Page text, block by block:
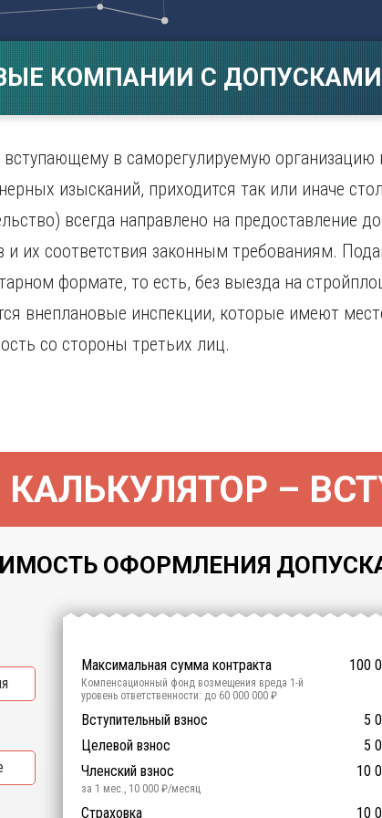
Мурманск
Н
Новокузнецк
Новосибирск
КОМПАНИИ С ДОПУСКАМИ
в саморегулируемую организацию
изысканий, приходится так или иначе
всегда направлено на предоставление
и их соответствия законным требованиям.
формате, то есть, без выезда на
внеплановые инспекции, которые имеют
со стороны третьих лиц.
–
ОФОРМЛЕНИЯ ДОПУСКА
Максимальная сумма контракта 100
Компенсационный фонд возмещения вреда 1-й
уровень ответственности: до 60 000 000 ₽
Участие в гос. тендерах и аукционах
Компенсационный фонд договорных обязательств
й уровень ответственности:
Вступительный взнос 5
Целевой взнос
5
Членский взнос
10
за 1 мес., 10 000 ₽/месяц
Предоставление специалистов НРС
Сертификат ISO 9001 14
Сертификат ISO 14001 14
Сертификат OHSAS 18001 14
Страховка 10